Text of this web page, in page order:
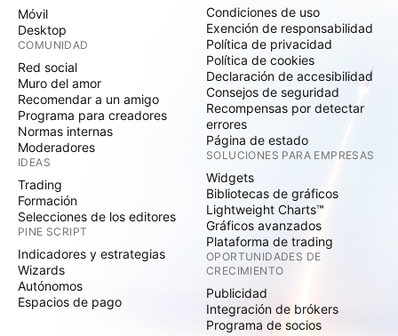
Móvil
Desktop
COMUNIDAD
Red social
Muro del amor
Recomendar a un amigo
Programa para creadores
Normas internas
Moderadores
IDEAS
Trading
Formación
Selecciones de los editores
PINE SCRIPT
Indicadores y estrategias
Wizards
Autónomos
Espacios de pago
Condiciones de uso
Exención de responsabilidad
Política de privacidad
Política de cookies
Declaración de accesibilidad
Consejos de seguridad
Recompensas por detectar
errores
Página de estado
SOLUCIONES PARA EMPRESAS
Widgets
Bibliotecas de gráficos
Lightweight Charts™
Gráficos avanzados
Plataforma de trading
OPORTUNIDADES DE
CRECIMIENTO
Publicidad
Integración de brókers
Programa de socios